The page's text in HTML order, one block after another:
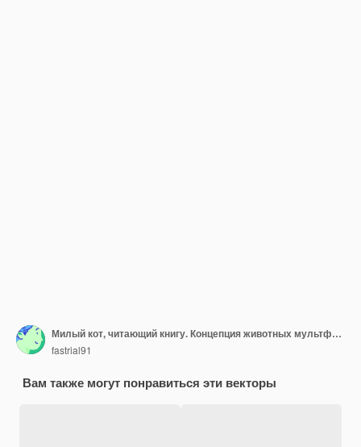
Милый кот, читающий книгу. Концепция животных мультфильм изолированы.
fastrial91
Вам также могут понравиться эти векторы